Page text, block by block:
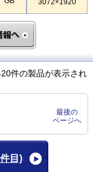
件の製品が表示され
最後の
ページへ
目)